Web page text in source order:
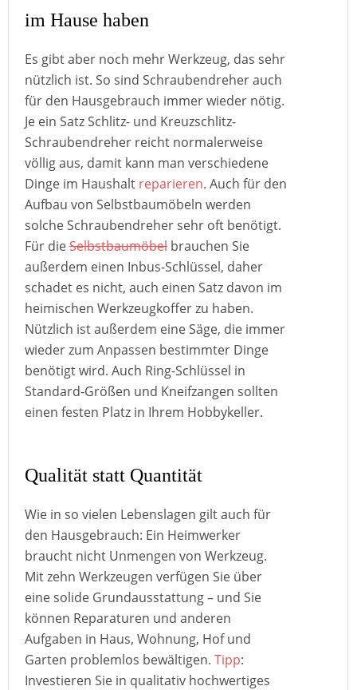
im Hause haben
Es gibt aber noch mehr Werkzeug, das sehr
nützlich ist. So sind Schraubendreher auch
für den Hausgebrauch immer wieder nötig.
Je ein Satz Schlitz- und Kreuzschlitz-
Schraubendreher reicht normalerweise
völlig aus, damit kann man verschiedene
Dinge im Haushalt reparieren. Auch für den
Aufbau von Selbstbaumöbeln werden
solche Schraubendreher sehr oft benötigt.
Für dieSelbstbaumöbel brauchen Sie
außerdem einen Inbus-Schlüssel, daher
schadet es nicht, auch einen Satz davon im
heimischen Werkzeugkoffer zu haben.
Nützlich ist außerdem eine Säge, die immer
wieder zum Anpassen bestimmter Dinge
benötigt wird. Auch Ring-Schlüssel in
Standard-Größen und Kneifzangen sollten
einen festen Platz in Ihrem Hobbykeller.
Qualität statt Quantität
Wie in so vielen Lebenslagen gilt auch für
den Hausgebrauch: Ein Heimwerker
braucht nicht Unmengen von Werkzeug.
Mit zehn Werkzeugen verfügen Sie über
eine solide Grundausstattung – und Sie
können Reparaturen und anderen
Aufgaben in Haus, Wohnung, Hof und
Garten problemlos bewältigen. Tipp:
Investieren Sie in qualitativ hochwertiges